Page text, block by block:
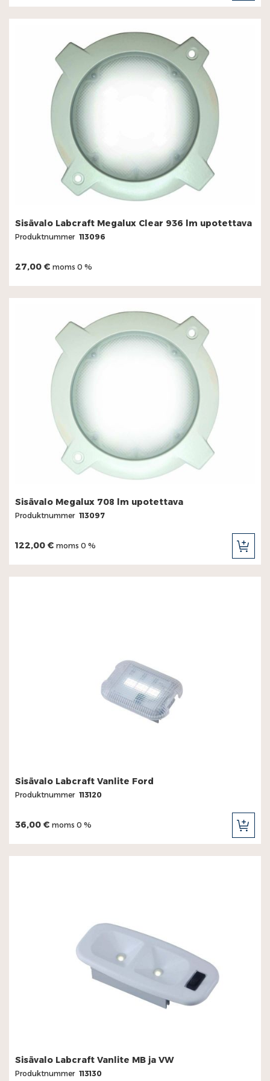
I
Sisävalo Labcraft Megalux Clear 936 lm upotettava
Produktnummer 113096
27,00 € moms 0 %
Sisävalo Megalux 708 lm upotettava
Produktnummer 113097
122,00 € moms 0 %
I
Sisävalo Labcraft Vanlite Ford
Produktnummer 113120
36,00 € moms 0 %
I
Sisävalo Labcraft Vanlite MB ja VW
Produktnummer 113130